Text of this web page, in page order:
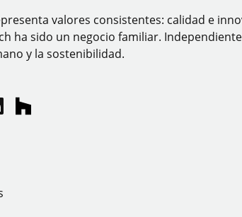
valores consistentes: calidad e
ha sido un negocio familiar.
y la sostenibilidad.
houzz